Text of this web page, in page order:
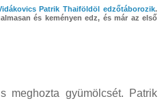
Patrik Thaiföldöl edzőtáborozik.
és keményen edz, és már az első
meghozta gyümölcsét. Patrik